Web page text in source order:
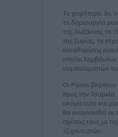
Το χειρότερο, δε,
τη δημιουργία
της Λωζάννης το
της Συρίας, τα
εκκαθαρίσεις
οποίοι
συμπολεμιστών
Οι Ρώσοι βλέπουν
προς την
ακόμα ούτε και
θα αναγκασθεί εκ
σχέσεις τους με
τζιχαντιστών.